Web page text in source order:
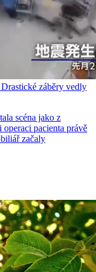
záběry vedly
scéna jako z
pacienta právě
začaly